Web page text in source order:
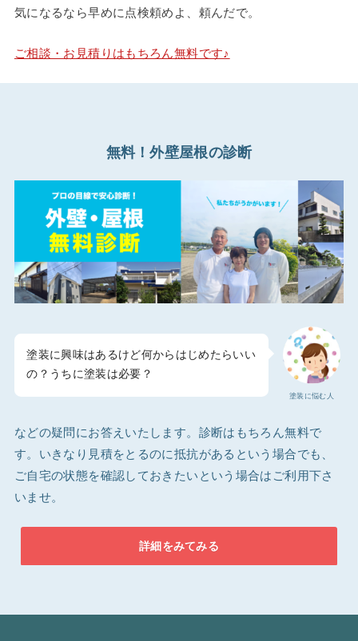
気になるなら早めに点検頼めよ、頼んだで。
ご相談・お見積りはもちろん無料です♪
無料！外壁屋根の診断
塗装に悩む人
塗装に興味はあるけど何からはじめたらいい
の？うちに塗装は必要？
などの疑問にお答えいたします。診断はもちろん無料で
す。いきなり見積をとるのに抵抗があるという場合でも、
ご自宅の状態を確認しておきたいという場合はご利用下さ
いませ。
詳細をみてみる